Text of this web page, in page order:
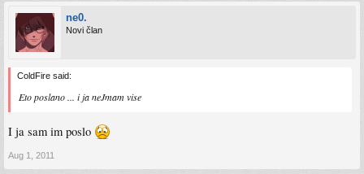
ne0.
Novi član
ColdFire said:
Eto poslano ... i ja neJmam vise
I ja sam im poslo
Aug 1, 2011